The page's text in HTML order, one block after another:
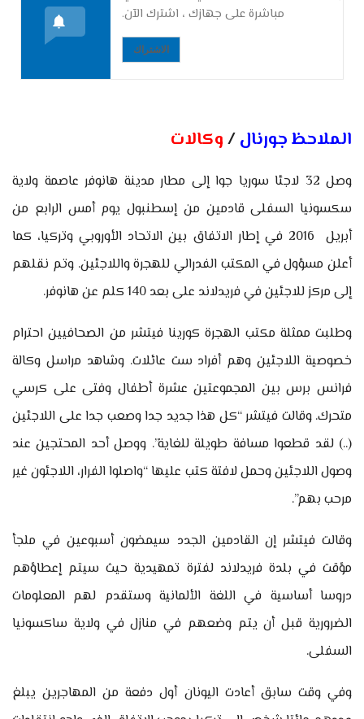
مباشرة على جهازك ، اشترك الآن.
الاشتراك
الملاحظ جورنال/وكالات
وصل 32 لاجئا سوريا جوا إلى مطار مدينة هانوفر عاصمة ولاية
سكسونيا السفلى قادمين من إسطنبول يوم أمس الرابع من
أبريل 2016 في إطار الاتفاق بين الاتحاد الأوروبي وتركيا، كما
أعلن مسؤول في المكتب الفدرالي للهجرة واللاجئين. وتم نقلهم
إلى مركز للاجئين في فريدلاند على بعد 140 كلم عن هانوفر.
وطلبت ممثلة مكتب الهجرة كورينا فيتشر من الصحافيين احترام
خصوصية اللاجئين وهم أفراد ست عائلات. وشاهد مراسل وكالة
فرانس برس بين المجموعتين عشرة أطفال وفتى على كرسي
متحرك. وقالت فيتشر “كل هذا جديد جدا وصعب جدا على اللاجئين
(..) لقد قطعوا مسافة طويلة للغاية”. ووصل أحد المحتجين عند
وصول اللاجئين وحمل لافتة كتب عليها “واصلوا الفرار، اللاجئون غير
مرحب بهم”.
وقالت فيتشر إن القادمين الجدد سيمضون أسبوعين في ملجأ
مؤقت في بلدة فريدلاند لفترة تمهيدية حيث سيتم إعطاؤهم
دروسا أساسية في اللغة الألمانية وستقدم لهم المعلومات
الضرورية قبل أن يتم وضعهم في منازل في ولاية ساكسونيا
السفلى.
وفي وقت سابق أعادت اليونان أول دفعة من المهاجرين يبلغ